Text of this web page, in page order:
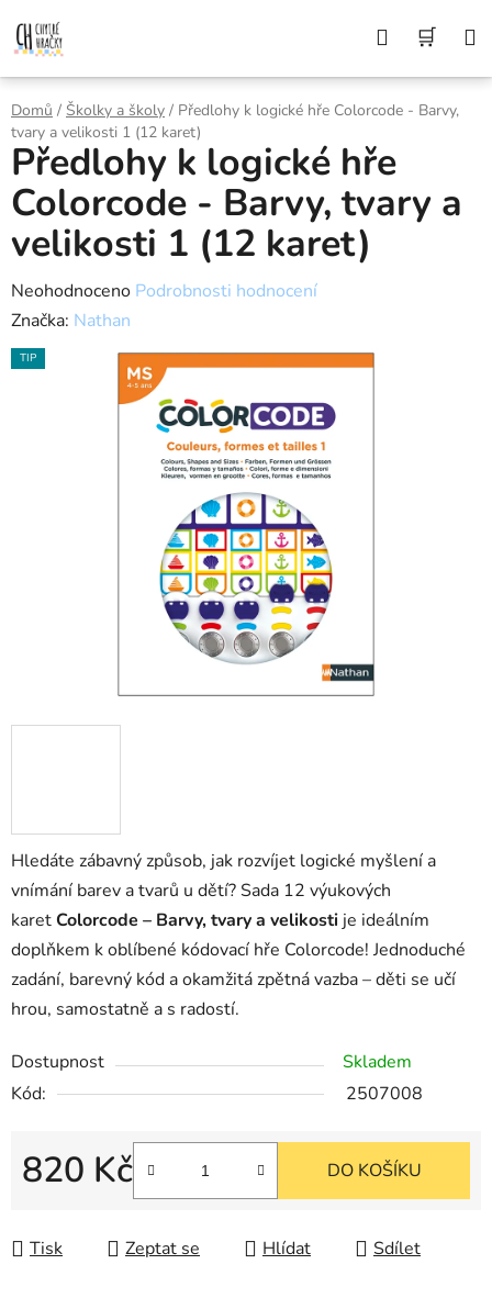
na
obsah
Z DŮVODU DOVOLENÉ BUDEME VAŠE
OBJEDNÁVKY ODESÍLAT AŽ 10. 8. DĚKUJEME
ZA POCHOPENÍ A PŘEJEME KRÁSNÉ LÉTO🌞
Hledat
Domů / Školky a školy / Předlohy k logické hře Colorcode - Barvy,
tvary a velikosti 1 (12 karet)
Hledáte zábavný způsob, jak rozvíjet logické myšlení a
vnímání barev a tvarů u dětí? Sada 12 výukových
karetColorcode – Barvy, tvary a velikosti je ideálním
doplňkem k oblíbené kódovací hře Colorcode! Jednoduché
zadání, barevný kód a okamžitá zpětná vazba – děti se učí
hrou, samostatně a s radostí.
Dostupnost
Skladem
Kód:
2507008
820 Kč DO KOŠÍKU
Tisk Zeptat se Hlídat Sdílet
Předlohy k logické hře
Colorcode - Barvy, tvary a
velikosti 1 (12 karet)
Průměrné
hodnocení
produktu
Neohodnoceno Podrobnosti hodnocení
Značka: Nathan
TIP